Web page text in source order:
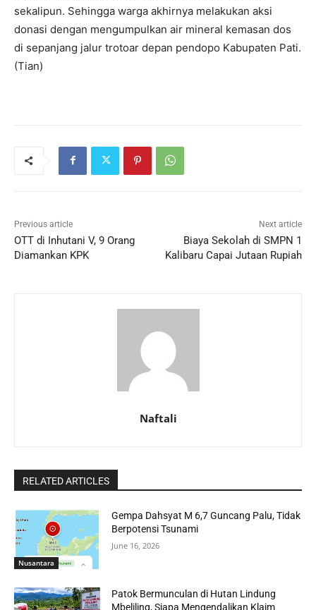
sekalipun. Sehingga warga akhirnya melakukan aksi
donasi dengan mengumpulkan air mineral kemasan dos
di sepanjang jalur trotoar depan pendopo Kabupaten Pati.
(Tian)
Previous article
OTT di Inhutani V, 9 Orang
Diamankan KPK
Next article
Biaya Sekolah di SMPN 1
Kalibaru Capai Jutaan Rupiah
Naftali
RELATED ARTICLES
Nusantara
Gempa Dahsyat M 6,7 Guncang Palu, Tidak
Berpotensi Tsunami
June 16, 2026
Patok Bermunculan di Hutan Lindung
Mbeliling, Siapa Mengendalikan Klaim